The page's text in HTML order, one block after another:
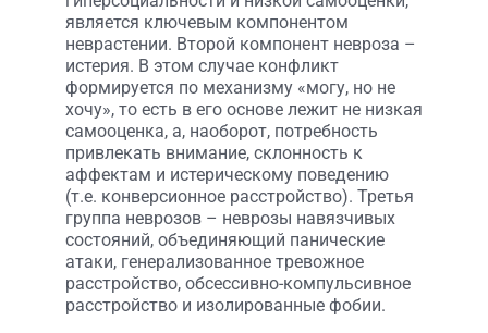
является ключевым компонентом
неврастении. Второй компонент невроза –
истерия. В этом случае конфликт
формируется по механизму «могу, но не
хочу», то есть в его основе лежит не низкая
самооценка, а, наоборот, потребность
привлекать внимание, склонность к
аффектам и истерическому поведению
(т.е. конверсионное расстройство). Третья
группа неврозов – неврозы навязчивых
состояний, объединяющий панические
атаки, генерализованное тревожное
расстройство, обсессивно-компульсивное
расстройство и изолированные фобии.